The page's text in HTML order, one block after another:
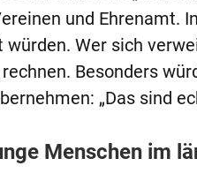
und Ehrenamt.
würden. Wer sich
Besonders
„Das sind
Menschen im